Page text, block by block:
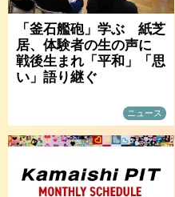
「釜石艦砲」学ぶ 紙芝
居、体験者の生の声に
戦後生まれ「平和」「思
い」語り継ぐ
ニュース